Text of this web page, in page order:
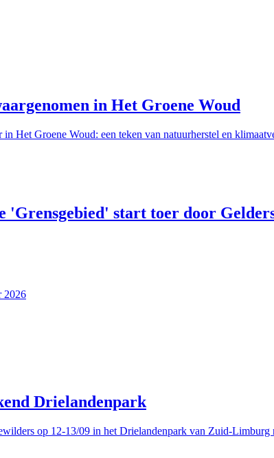
in Het Groene Woud
in Het Groene Woud: een teken van natuurherstel en
'Grensgebied' start toer door
2026
Drielandenpark
op 12-13/09 in het Drielandenpark van Zuid-